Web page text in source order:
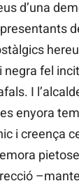
d’una
fel
I
enyora
i creença